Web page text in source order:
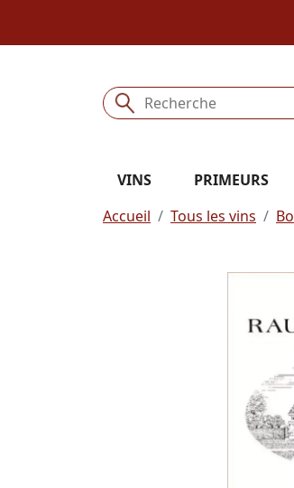
VINS PRIMEURS
Accueil
Tous les vins